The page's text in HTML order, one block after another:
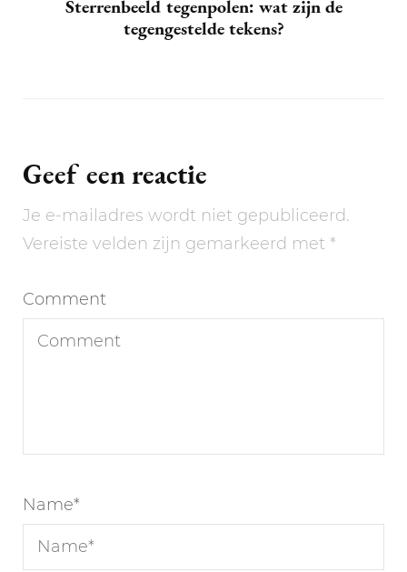
Sterrenbeeld tegenpolen: wat zijn de
tegengestelde tekens?
Geef een reactie
Je e-mailadres wordt niet gepubliceerd.
Vereiste velden zijn gemarkeerd met *
Comment
Name*